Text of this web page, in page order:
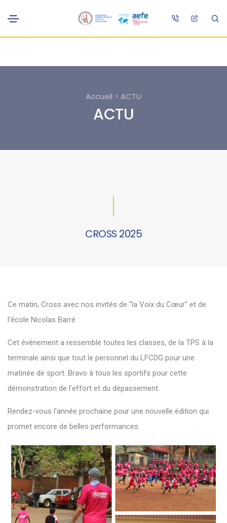
Accueil > ACTU
ACTU
CROSS 2025
Ce matin, Cross avec nos invités de "la Voix du Cœur" et de
l'école Nicolas Barré.
Cet événement a ressemblé toutes les classes, de la TPS à la
terminale ainsi que tout le personnel du LFCDG pour une
matinée de sport. Bravo à tous les sportifs pour cette
démonstration de l'effort et du dépassement.
Rendez-vous l'année prochaine pour une nouvelle édition qui
promet encore de belles performances.